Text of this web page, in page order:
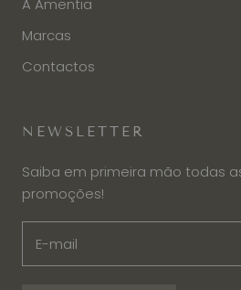
A Amentia
Marcas
Contactos
NEWSLETTER
Saiba em primeira mão todas
promoções!